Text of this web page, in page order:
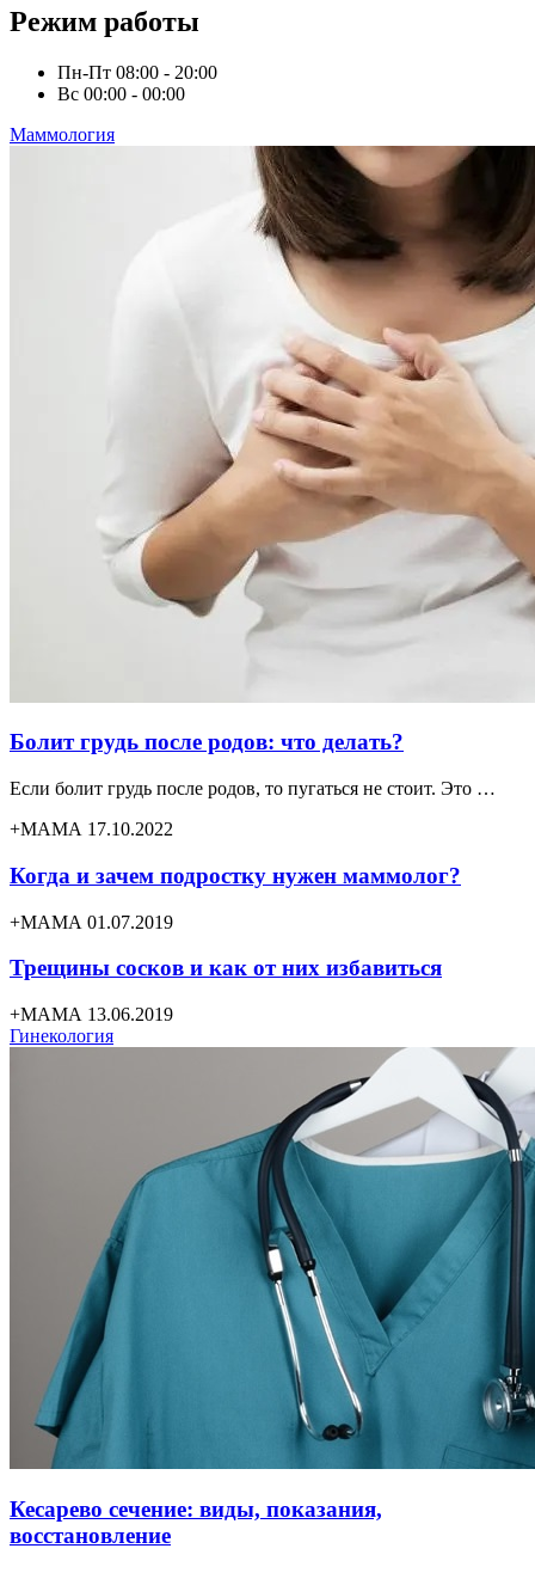
Режим работы
Пн-Пт 08:00 - 20:00
Вс 00:00 - 00:00
Маммология
Болит грудь после родов: что делать?
Если болит грудь после родов, то пугаться не стоит. Это …
+МАМА 17.10.2022
Когда и зачем подростку нужен маммолог?
+МАМА 01.07.2019
Трещины сосков и как от них избавиться
+МАМА 13.06.2019
Гинекология
Кесарево сечение: виды, показания,
восстановление